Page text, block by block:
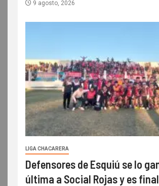
9 agosto, 2026
LIGA CHACARERA
Defensores de Esquiú se lo
última a Social Rojas y es